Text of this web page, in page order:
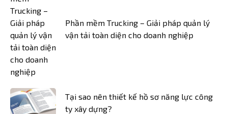
Phần mềm Trucking – Giải pháp quản lý
vận tải toàn diện cho doanh nghiệp
Tại sao nên thiết kế hồ sơ năng lực công
ty xây dựng?